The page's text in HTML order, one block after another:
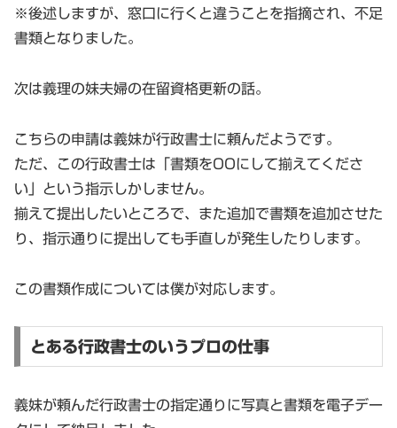
※後述しますが、窓口に行くと違うことを指摘され、不足
書類となりました。
次は義理の妹夫婦の在留資格更新の話。
こちらの申請は義妹が行政書士に頼んだようです。
ただ、この行政書士は「書類をOOにして揃えてくださ
い」という指示しかしません。
揃えて提出したいところで、また追加で書類を追加させた
り、指示通りに提出しても手直しが発生したりします。
この書類作成については僕が対応します。
とある行政書士のいうプロの仕事
義妹が頼んだ行政書士の指定通りに写真と書類を電子デー